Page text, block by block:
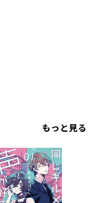
もっと見る